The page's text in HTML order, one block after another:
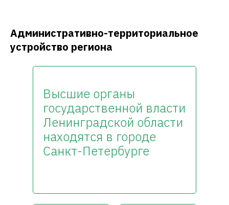
Административно-территориальное
устройство региона
Высшие органы
государственной власти
Ленинградской области
находятся в городе
Санкт-Петербурге